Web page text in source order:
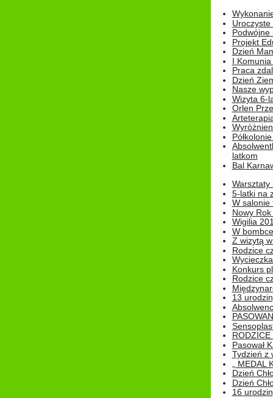
Podwójne
Projekt
Dzień
I
Praca
Dzień
Nasze
Wizyta 6-
Orlen
latkom
Bal
Warsztaty
5-latki na
W salonie
Nowy
Wigilia
W bombce
Z wizytą
Rodzice
Konkurs
Rodzice
13
Pasował
Tydzień z
„
Dzień
Dzień
16